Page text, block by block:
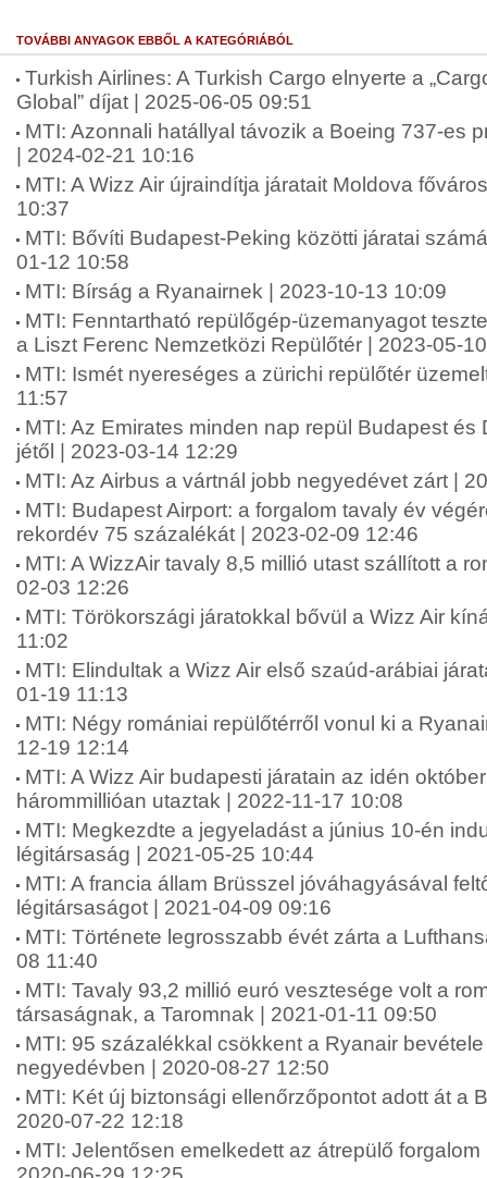
TOVÁBBI ANYAGOK EBBŐL A KATEGÓRIÁBÓL
Turkish Airlines: A Turkish Cargo elnyerte a
Global” díjat | 2025-06-05 09:51
MTI: Azonnali hatállyal távozik a Boeing 737-es
| 2024-02-21 10:16
MTI: A Wizz Air újraindítja járatait Moldova
10:37
MTI: Bővíti Budapest-Peking közötti járatai
01-12 10:58
MTI: Bírság a Ryanairnek | 2023-10-13 10:09
MTI: Fenntartható repülőgép-üzemanyagot
a Liszt Ferenc Nemzetközi Repülőtér | 2023-05-
MTI: Ismét nyereséges a zürichi repülőtér
11:57
MTI: Az Emirates minden nap repül Budapest és
jétől | 2023-03-14 12:29
MTI: Az Airbus a vártnál jobb negyedévet zárt |
MTI: Budapest Airport: a forgalom tavaly év
rekordév 75 százalékát | 2023-02-09 12:46
MTI: A WizzAir tavaly 8,5 millió utast szállított a
02-03 12:26
MTI: Törökországi járatokkal bővül a Wizz Air
11:02
MTI: Elindultak a Wizz Air első szaúd-arábiai
01-19 11:13
MTI: Négy romániai repülőtérről vonul ki a
12-19 12:14
MTI: A Wizz Air budapesti járatain az idén
hárommillióan utaztak | 2022-11-17 10:08
MTI: Megkezdte a jegyeladást a június 10-én
légitársaság | 2021-05-25 10:44
MTI: A francia állam Brüsszel jóváhagyásával
légitársaságot | 2021-04-09 09:16
MTI: Története legrosszabb évét zárta a
08 11:40
MTI: Tavaly 93,2 millió euró vesztesége volt a
társaságnak, a Taromnak | 2021-01-11 09:50
MTI: 95 százalékkal csökkent a Ryanair
negyedévben | 2020-08-27 12:50
MTI: Két új biztonsági ellenőrzőpontot adott át a
2020-07-22 12:18
MTI: Jelentősen emelkedett az átrepülő